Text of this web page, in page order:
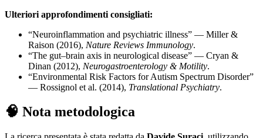
Ulteriori approfondimenti consigliati:
“Neuroinflammation and psychiatric illness” — Miller &
Raison (2016), Nature Reviews Immunology.
“The gut–brain axis in neurological disease” — Cryan &
Dinan (2012), Neurogastroenterology & Motility.
“Environmental Risk Factors for Autism Spectrum Disorder”
— Rossignol et al. (2014), Translational Psychiatry.
🧠 Nota metodologica